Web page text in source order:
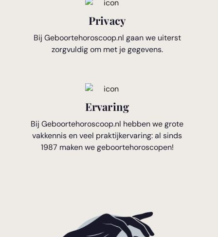
Privacy
Bij Geboortehoroscoop.nl gaan we uiterst
zorgvuldig om met je gegevens.
Ervaring
Bij Geboortehoroscoop.nl hebben we grote
vakkennis en veel praktijkervaring: al sinds
1987 maken we geboortehoroscopen!